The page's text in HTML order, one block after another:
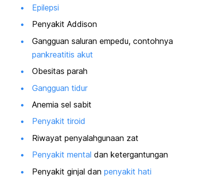
Epilepsi
Penyakit Addison
Gangguan saluran empedu, contohnya
pankreatitis akut
Obesitas parah
Gangguan tidur
Anemia sel sabit
Penyakit tiroid
Riwayat penyalahgunaan zat
Penyakit mental dan ketergantungan
Penyakit ginjal dan penyakit hati